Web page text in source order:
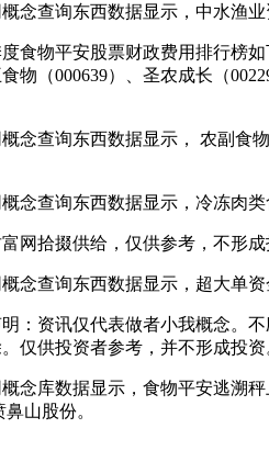
查询东西数据显示，中水渔业资
物平安股票财政费用排行榜如
食物（000639）、圣农成长（
查询东西数据显示， 农副食物
查询东西数据显示，冷冻肉类
拾掇供给，仅供参考，不形成
查询东西数据显示，超大单资
资讯仅代表做者小我概念。不
仅供投资者参考，并不形成投资
库数据显示，食物平安逃溯秤
山股份。